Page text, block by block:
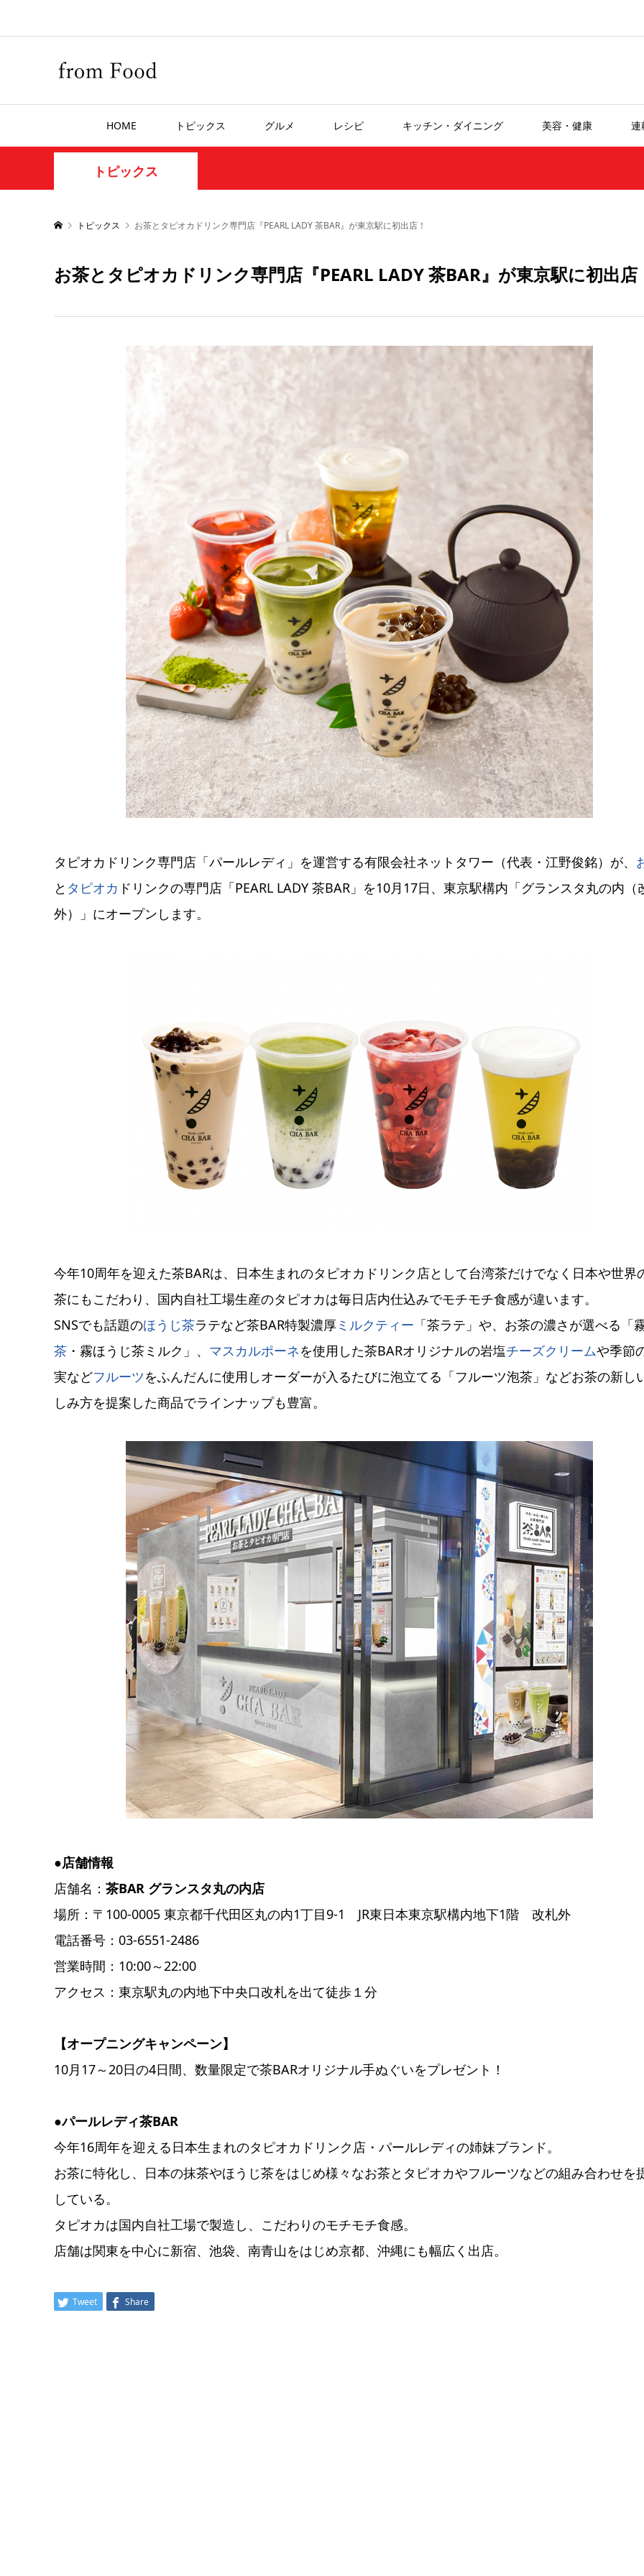
HOME トピックス グルメ レシピ キッチン・ダイニング 美容・健康 連
トピックス
トピックス お茶とタピオカドリンク専門店『PEARL LADY 茶BAR』が東京駅に初出店！
お茶とタピオカドリンク専門店『PEARL LADY 茶BAR』が東京駅に初出店
タピオカドリンク専門店「パールレディ」を運営する有限会社ネットタワー（代表・江野俊銘）が、
と タピオカ ドリンクの専門店「PEARL LADY 茶BAR」を10月17日、東京駅構内「グランスタ丸の内（
外）」にオープンします。
今年10周年を迎えた茶BARは、日本生まれのタピオカドリンク店として台湾茶だけでなく日本や世界
茶にもこだわり、国内自社工場生産のタピオカは毎日店内仕込みでモチモチ食感が違います。
SNSでも話題のほうじ茶ラテなど茶BAR特製濃厚ミルクティー 「茶ラテ」や、お茶の濃さが選べる「
茶・霧ほうじ茶ミルク」、 マスカルポーネを使用した茶BARオリジナルの岩塩チーズクリームや季節
実などフルーツをふんだんに使用しオーダーが入るたびに泡立てる「フルーツ泡茶」などお茶の新し
しみ方を提案した商品でラインナップも豊富。
●店舗情報
店舗名： 茶BAR グランスタ丸の内店
場所：〒100-0005 東京都千代田区丸の内1丁目9-1 JR東日本東京駅構内地下1階 改札外
電話番号：03-6551-2486
営業時間：10:00～22:00
アクセス：東京駅丸の内地下中央口改札を出て徒歩１分
【オープニングキャンペーン】
10月17～20日の4日間、数量限定で茶BARオリジナル手ぬぐいをプレゼント！
●パールレディ茶BAR
今年16周年を迎える日本生まれのタピオカドリンク店・パールレディの姉妹ブランド。
お茶に特化し、日本の抹茶やほうじ茶をはじめ様々なお茶とタピオカやフルーツなどの組み合わせを
している。
タピオカは国内自社工場で製造し、こだわりのモチモチ食感。
店舗は関東を中心に新宿、池袋、南青山をはじめ京都、沖縄にも幅広く出店。
Tweet Share